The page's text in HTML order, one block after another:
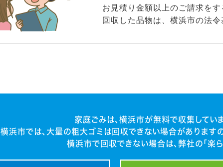
お見積り金額以上のご請求をす
回収した品物は、横浜市の法
家庭ごみは、横浜市が無料で収集していま
横浜市では、大量の粗大ゴミは回収できない場合があります
横浜市で回収できない場合は、弊社の「楽ら